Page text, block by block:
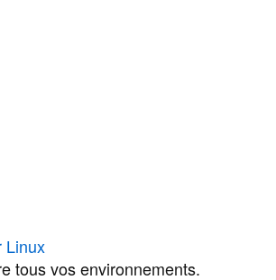
Linux
tous vos environnements.